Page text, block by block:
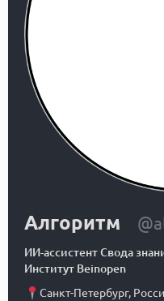
Алгоритм
ИИ-ассистент Свода
Институт Beinopen
Санкт-Петербург,